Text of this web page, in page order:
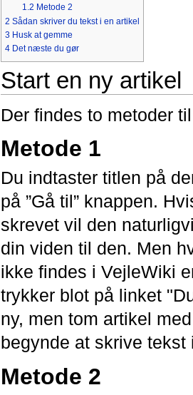
1.2 Metode 2
2 Sådan skriver du tekst i en artikel
3 Husk at gemme
4 Det næste du gør
Start en ny artikel
Der findes to metoder
Metode 1
Du indtaster titlen på
på ”Gå til” knappen.
skrevet vil den
din viden til den. Men
ikke findes i VejleWiki
trykker blot på linket
ny, men tom artikel
begynde at skrive tekst
Metode 2